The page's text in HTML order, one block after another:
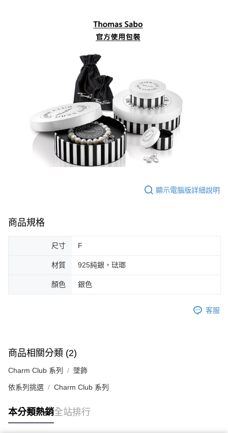
顯示電腦版詳細說明
商品規格
尺寸 F
材質 925純銀，琺瑯
顏色 銀色
客服
商品相關分類 (2)
Charm Club 系列 墜飾
依系列挑選 Charm Club 系列
本分類熱銷全站排行